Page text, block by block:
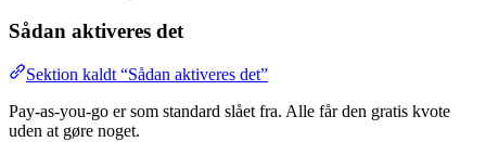
Sådan aktiveres det
Sektion kaldt “Sådan aktiveres det”
Pay-as-you-go er som standard slået fra. Alle får den gratis kvote
uden at gøre noget.